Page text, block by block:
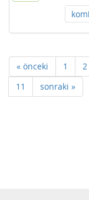
« önceki 1 2
11
sonraki »